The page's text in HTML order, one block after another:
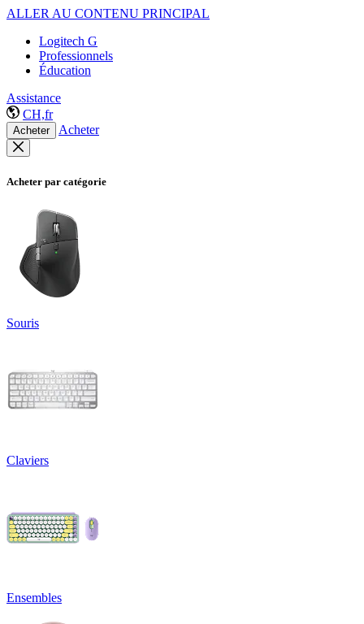
ALLER AU CONTENU PRINCIPAL
Logitech G
Professionnels
Éducation
Assistance
CH,fr
Acheter Acheter
Acheter par catégorie
Souris
Claviers
Ensembles